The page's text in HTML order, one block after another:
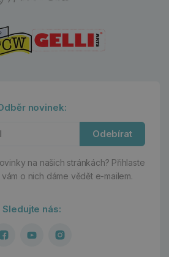
novinek:
Odebírat
na našich stránkách? Přihlaste
o nich dáme vědět e-mailem.
Sledujte nás: